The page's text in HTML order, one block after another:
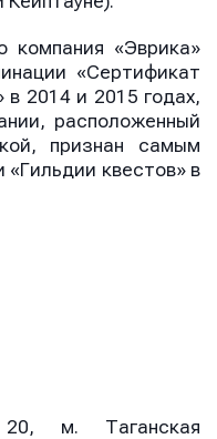
компания «Эврика»
«Сертификат
в 2014 и 2015 годах,
расположенный
признан самым
квестов» в
м. Таганская